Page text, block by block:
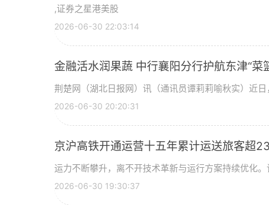
,证券之星港美股
2026-06-30 22:03:14
金融活水润果蔬 中行襄阳分行护航东津“菜
荆楚网（湖北日报网）讯（通讯员谭莉莉喻秋实）近
2026-06-30 20:20:31
京沪高铁开通运营十五年累计运送旅客超
运力不断攀升，离不开技术革新与运行方案持续优化
2026-06-30 19:30:37